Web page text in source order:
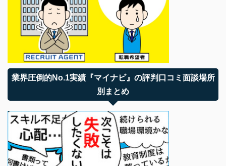
業界圧倒的No.1実績『マイナビ』の評判口コミ面談場所
別まとめ